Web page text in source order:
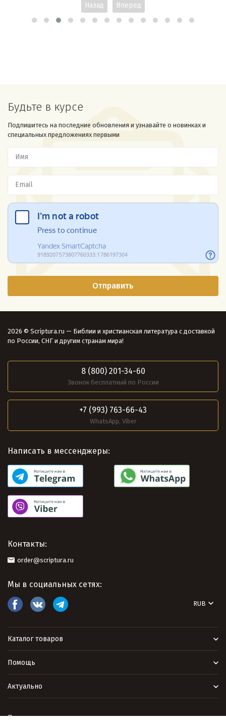
Назад Вперед
Будьте в курсе
Подпишитесь на последние обновления и узнавайте о новинках и
специальных предложениях первыми
2026 © Scriptura.ru — Библии и христианская литература с доставкой
по России, СНГ и другим странам мира!
8 (800) 201-34-60
Звонок бесплатный по России
+7 (993) 763-66-43
WhatsApp, Viber
Написать в мессенджеры:
Контакты:
order@scriptura.ru
Мы в социальных сетях:
RUB
Каталог товаров
Помощь
Актуально
Политика персональных данных